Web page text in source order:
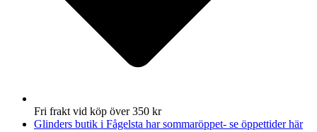
Fri frakt vid köp över 350 kr
Glinders butik i Fågelsta har sommaröppet- se öppettider här